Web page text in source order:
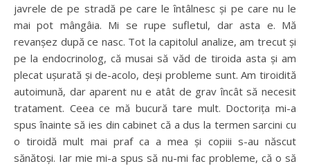
javrele de pe stradă pe care le întâlnesc și pe care nu le
mai pot mângâia. Mi se rupe sufletul, dar asta e. Mă
revanșez după ce nasc. Tot la capitolul analize, am trecut și
pe la endocrinolog, că musai să văd de tiroida asta și am
plecat ușurată și de-acolo, deși probleme sunt. Am tiroidită
autoimună, dar aparent nu e atât de grav încât să necesit
tratament. Ceea ce mă bucură tare mult. Doctorița mi-a
spus înainte să ies din cabinet că a dus la termen sarcini cu
o tiroidă mult mai praf ca a mea și copiii s-au născut
sănătoși. Iar mie mi-a spus să nu-mi fac probleme, că o să